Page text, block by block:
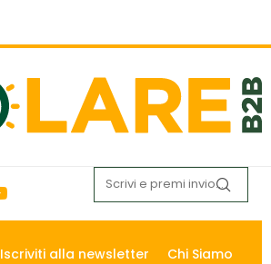
Iscriviti alla newsletter Chi Siamo